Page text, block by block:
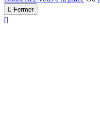
 Fermer
